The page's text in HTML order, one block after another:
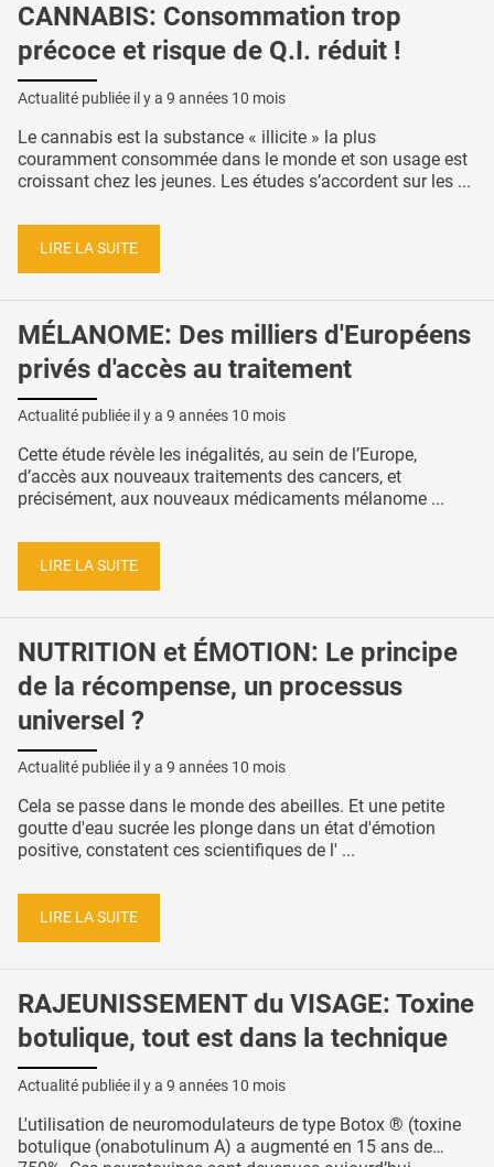
CANNABIS: Consommation trop
précoce et risque de Q.I. réduit !
Actualité publiée il y a 9 années 10 mois
Le cannabis est la substance « illicite » la plus
couramment consommée dans le monde et son usage est
croissant chez les jeunes. Les études s’accordent sur les ...
LIRE LA SUITE
MÉLANOME: Des milliers d'Européens
privés d'accès au traitement
Actualité publiée il y a 9 années 10 mois
Cette étude révèle les inégalités, au sein de l’Europe,
d’accès aux nouveaux traitements des cancers, et
précisément, aux nouveaux médicaments mélanome ...
LIRE LA SUITE
NUTRITION et ÉMOTION: Le principe
de la récompense, un processus
universel ?
Actualité publiée il y a 9 années 10 mois
Cela se passe dans le monde des abeilles. Et une petite
goutte d'eau sucrée les plonge dans un état d'émotion
positive, constatent ces scientifiques de l' ...
LIRE LA SUITE
RAJEUNISSEMENT du VISAGE: Toxine
botulique, tout est dans la technique
Actualité publiée il y a 9 années 10 mois
L'utilisation de neuromodulateurs de type Botox ® (toxine
botulique (onabotulinum A) a augmenté en 15 ans de…